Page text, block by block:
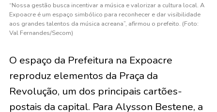
“Nossa gestão busca incentivar a música e valorizar a cultura local. A
Expoacre é um espaço simbólico para reconhecer e dar visibilidade
aos grandes talentos da música acreana”, afirmou o prefeito. (Foto:
Val Fernandes/Secom)
O espaço da Prefeitura na Expoacre
reproduz elementos da Praça da
Revolução, um dos principais cartões-
postais da capital. Para Alysson Bestene, a